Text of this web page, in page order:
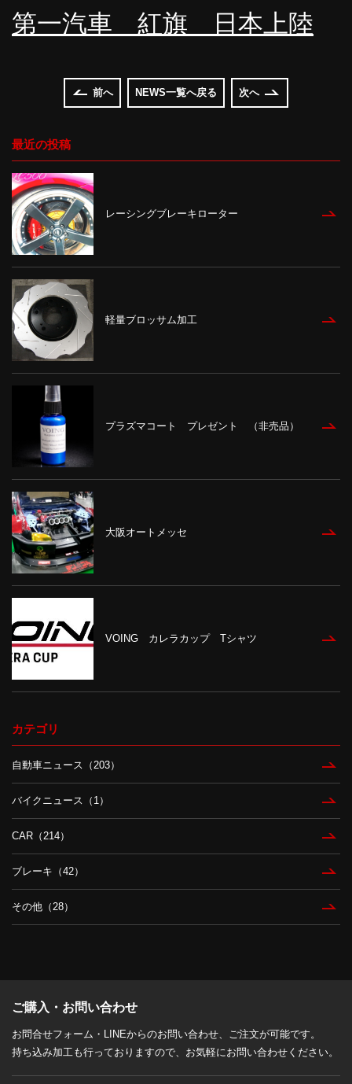
第一汽車 紅旗 日本上陸
前へ NEWS一覧へ戻る 次へ
最近の投稿
レーシングブレーキローター
軽量ブロッサム加工
プラズマコート プレゼント （非売品）
大阪オートメッセ
VOING カレラカップ Tシャツ
カテゴリ
自動車ニュース（203）
バイクニュース（1）
CAR（214）
ブレーキ（42）
その他（28）
ご購入・お問い合わせ
お問合せフォーム・LINEからのお問い合わせ、ご注文が可能です。
持ち込み加工も行っておりますので、お気軽にお問い合わせください。